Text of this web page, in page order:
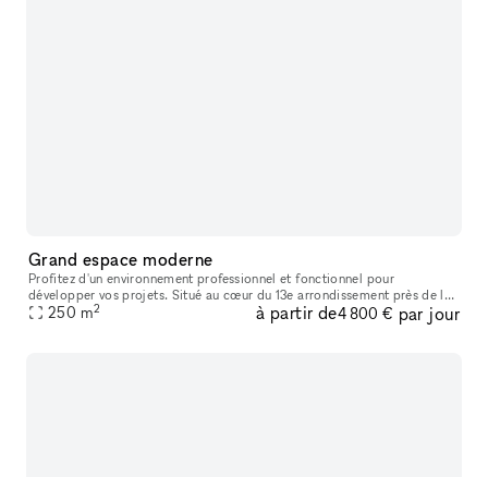
Grand espace moderne
Profitez d'un environnement professionnel et fonctionnel pour
développer vos projets. Situé au cœur du 13e arrondissement près de la
Bibliothèque François Mitterrand. Ce grand espace industriel lumin
250 m2 à partir de4 800 € par jour